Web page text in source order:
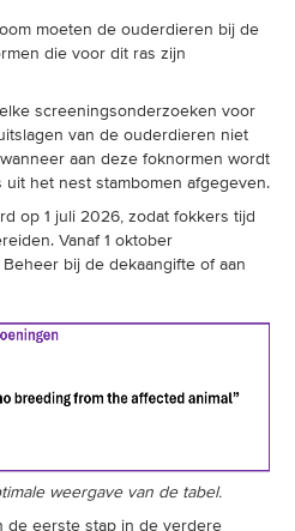
moeten de ouderdieren bij de
die voor dit ras zijn
screeningsonderzoeken voor
van de ouderdieren niet
aan deze foknormen wordt
het nest stambomen afgegeven.
op 1 juli 2026, zodat fokkers tijd
Vanaf 1 oktober
bij de dekaangifte of aan
weergave van de tabel.
de eerste stap in de verdere